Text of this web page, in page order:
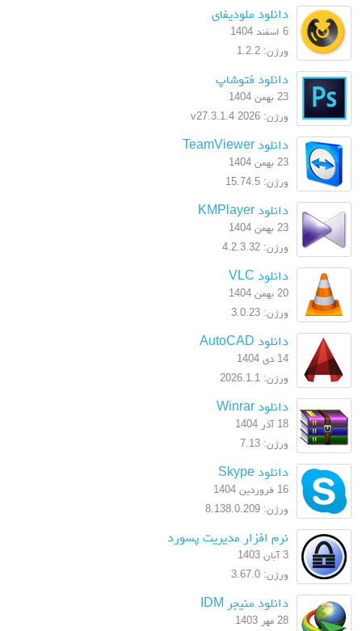
دانلود ملودیفای
6 اسفند 1404
ورژن: 1.2.2
دانلود فتوشاپ
23 بهمن 1404
ورژن: 2026 v27.3.1.4
دانلود TeamViewer
23 بهمن 1404
ورژن: 15.74.5
دانلود KMPlayer
23 بهمن 1404
ورژن: 4.2.3.32
دانلود VLC
20 بهمن 1404
ورژن: 3.0.23
دانلود AutoCAD
14 دی 1404
ورژن: 2026.1.1
دانلود Winrar
18 آذر 1404
ورژن: 7.13
دانلود Skype
16 فروردین 1404
ورژن: 8.138.0.209
نرم افزار مدیریت پسورد
3 آبان 1403
ورژن: 3.67.0
دانلود منیجر IDM
28 مهر 1403